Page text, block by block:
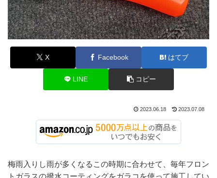
X Facebook はてブ
LINE コピー
2023.06.18 2023.07.08
梅雨入りし雨が多くなるこの時期に合わせて、毎年フロン
トガラスの撥水コーティングをガラコを使って施工してい